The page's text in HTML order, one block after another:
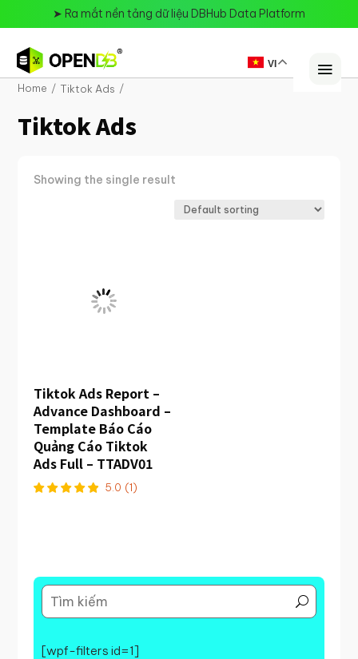
➤ Ra mắt nền tảng dữ liệu DBHub Data Platform
VI
Home Tiktok Ads
Tiktok Ads
Showing the single result
Tiktok Ads Report –
Advance Dashboard –
Template Báo Cáo
Quảng Cáo Tiktok
Ads Full – TTADV01
5.0 (1)
[wpf-filters id=1]